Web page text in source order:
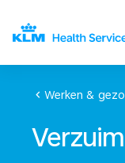
chevron_left Werken &